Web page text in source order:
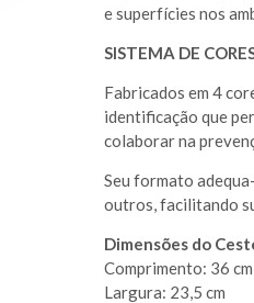
e superfícies nos
SISTEMA DE
Fabricados em 4
identificação que
colaborar na
Seu formato
outros, facilitando
Dimensões do
Comprimento: 36 cm
Largura: 23,5 cm